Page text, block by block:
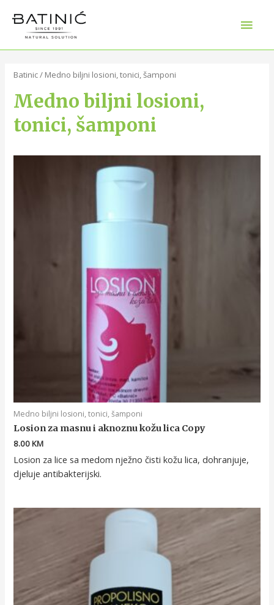
Batinic/ Medno biljni losioni, tonici, šamponi
Medno biljni losioni,
tonici, šamponi
Medno biljni losioni, tonici, šamponi
Losion za masnu i aknoznu kožu lica Copy
8.00KM
Losion za lice sa medom nježno čisti kožu lica, dohranjuje,
djeluje antibakterijski.